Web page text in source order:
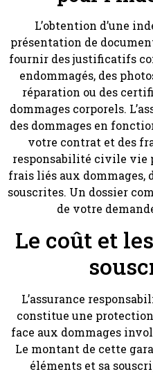
L’obtention d’une
présentation de
fournir des justificatifs
endommagés, des
réparation ou des
dommages corporels.
des dommages en
votre contrat et des
responsabilité civile vie
frais liés aux dommages,
souscrites. Un dossier
de votre
Le coût et
L’assurance
constitue une
face aux dommages
Le montant de cette
éléments et sa